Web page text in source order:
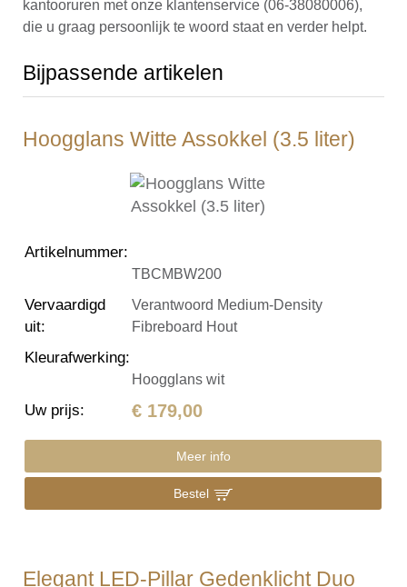
kantooruren met onze klantenservice (06-38080006),
die u graag persoonlijk te woord staat en verder helpt.
Bijpassende artikelen
Hoogglans Witte Assokkel (3.5 liter)
Artikelnummer:
TBCMBW200
Vervaardigd
uit:
Verantwoord Medium-Density
Fibreboard Hout
Kleurafwerking:
Hoogglans wit
Uw prijs: € 179,00
Meer info
Bestel
Elegant LED-Pillar Gedenklicht Duo